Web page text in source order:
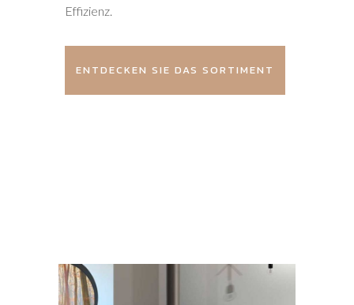
Effizienz.
ENTDECKEN SIE DAS SORTIMENT